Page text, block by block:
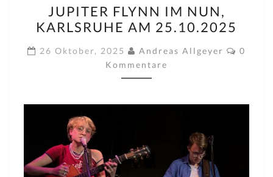
FLYNN
IM
NUN,
KARLSRUHE
AM
JUPITER FLYNN IM NUN,
KARLSRUHE AM 25.10.2025
26 Oktober, 2025 Andreas Allgeyer
0
Kommentare